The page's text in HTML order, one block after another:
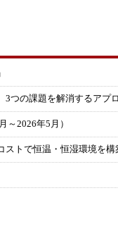
つの課題を解消するアプ
～2026年5月）
ストで恒温・恒湿環境を